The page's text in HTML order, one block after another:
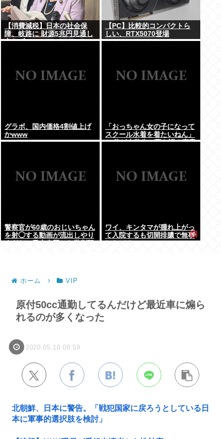
【消費減税】日本の社会保
障、岐路に 財源5兆円見通し
立たず
【PC】比較的コンパクトら
しい、RTX5070登場
グラボ、国内価格4割値上げ
かwww
「おっちゃん女の子になって
スクール水着を着たいねん」
60代が小学生に夢を語る事案
警察官が60歳のおじいちゃん
を射◯する動画が流出しやり
ワイ、キンタマが腫れ上がっ
て入院するも切開排膿で無事
ホーム VIP
原付50cc通勤してるんだけど最近車に煽ら
れるのが多くなった
2020.05.10 08:59
北朝鮮、日本に警告。「戦犯国家に戻ろうとしている日
本に軍事的選択肢を検討」